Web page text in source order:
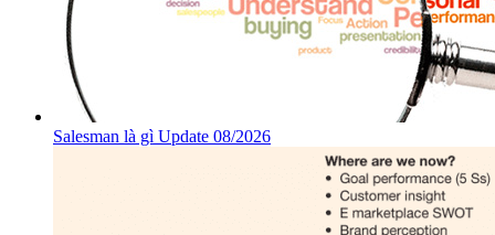
Salesman là gì Update 08/2026